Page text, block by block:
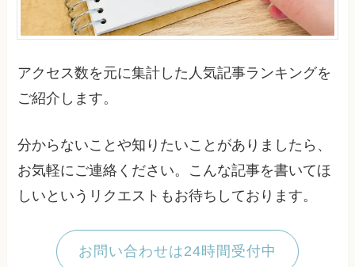
アクセス数を元に集計した人気記事ランキングを
ご紹介します。
分からないことや知りたいことがありましたら、
お気軽にご連絡ください。こんな記事を書いてほ
しいというリクエストもお待ちしております。
お問い合わせは24時間受付中